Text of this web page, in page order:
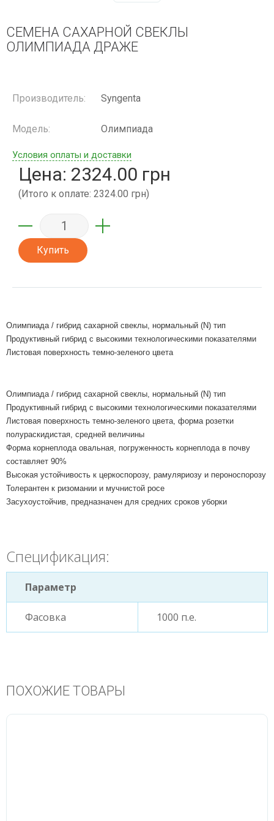
СЕМЕНА САХАРНОЙ СВЕКЛЫ
ОЛИМПИАДА ДРАЖЕ
Производитель: Syngenta
Модель: Олимпиада
Условия оплаты и доставки
Цена: 2324.00 грн
(Итого к оплате: 2324.00 грн)
Купить
Олимпиада / гибрид сахарной свеклы, нормальный (N) тип
Продуктивный гибрид с высокими технологическими показателями
Листовая поверхность темно-зеленого цвета
Олимпиада / гибрид сахарной свеклы, нормальный (N) тип
Продуктивный гибрид с высокими технологическими показателями
Листовая поверхность темно-зеленого цвета, форма розетки
полураскидистая, средней величины
Форма корнеплода овальная, погруженность корнеплода в почву
составляет 90%
Высокая устойчивость к церкоспорозу, рамуляриозу и пероноспорозу
Толерантен к ризомании и мучнистой росе
Засухоустойчив, предназначен для средних сроков уборки
Спецификация:
Параметр
Фасовка 1000 п.е.
ПОХОЖИЕ ТОВАРЫ